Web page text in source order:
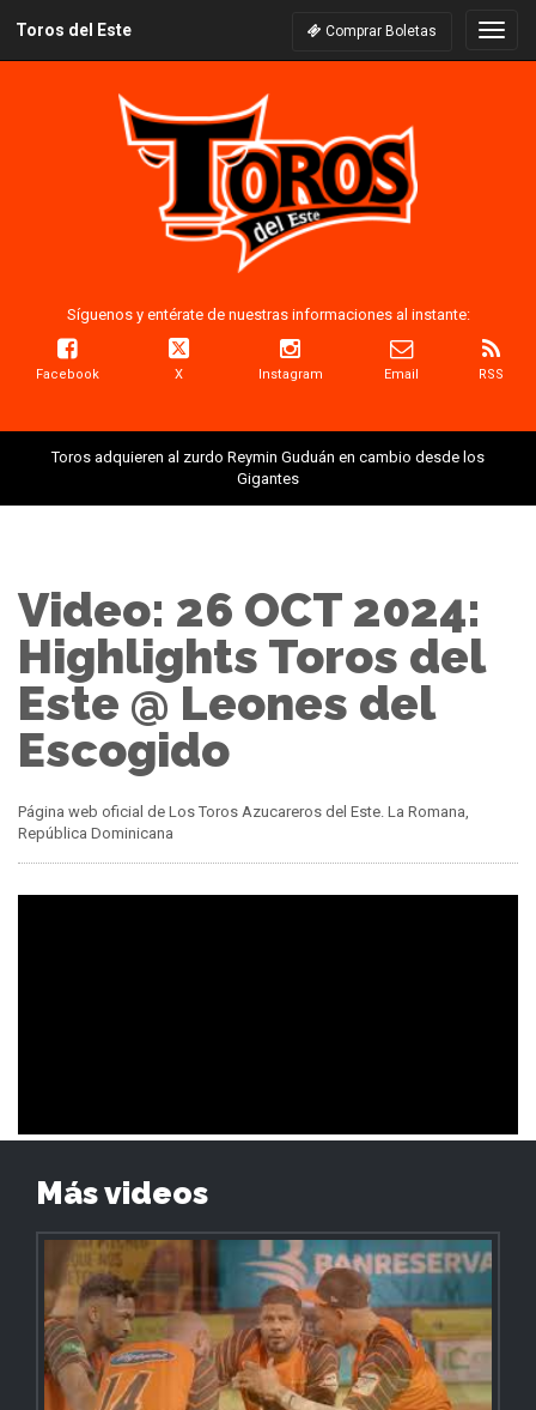
Toros del Este Comprar Boletas
Síguenos y entérate de nuestras informaciones al instante:
Facebook X Instagram Email RSS
Toros adquieren al zurdo Reymin Guduán en cambio desde los
Gigantes
Video: 26 OCT 2024:
Highlights Toros del
Este @ Leones del
Escogido
Página web oficial de Los Toros Azucareros del Este. La Romana,
República Dominicana
Más videos